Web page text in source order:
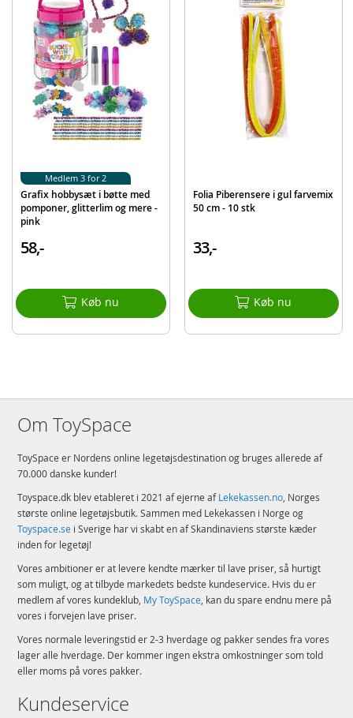
Mærke
Grafix hobbysæt i bøtte med
pomponer, glitterlim og mere -
pink
58,-
Køb nu
Medlem 3 for 2
Folia Piberensere i gul farvemix
50 cm - 10 stk
33,-
Køb nu
Om ToySpace
ToySpace er Nordens online legetøjsdestination og bruges allerede af
70.000 danske kunder!
Toyspace.dk blev etableret i 2021 af ejerne afLekekassen.no, Norges
største online legetøjsbutik. Sammen med Lekekassen i Norge og
Toyspace.se i Sverige har vi skabt en af Skandinaviens største kæder
inden for legetøj!
Vores ambitioner er at levere kendte mærker til lave priser, så hurtigt
som muligt, og at tilbyde markedets bedste kundeservice. Hvis du er
medlem af vores kundeklub, My ToySpace, kan du spare endnu mere på
vores i forvejen lave priser.
Vores normale leveringstid er 2-3 hverdage og pakker sendes fra vores
lager alle hverdage. Der kommer ingen ekstra omkostninger som told
eller moms på vores pakker.
Kundeservice